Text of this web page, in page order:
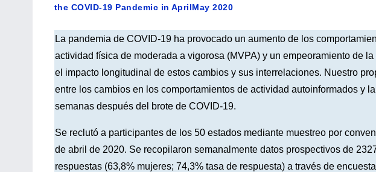
the COVID-19 Pandemic in AprilMay 2020
La pandemia de COVID-19 ha provocado un aumento de los
actividad física de moderada a vigorosa (MVPA) y un empeoramiento de
el impacto longitudinal de estos cambios y sus interrelaciones. Nuestro
entre los cambios en los comportamientos de actividad autoinformados y
semanas después del brote de COVID-19.
Se reclutó a participantes de los 50 estados mediante muestreo por
de abril de 2020. Se recopilaron semanalmente datos prospectivos de
respuestas (63,8% mujeres; 74,3% tasa de respuesta) a través de